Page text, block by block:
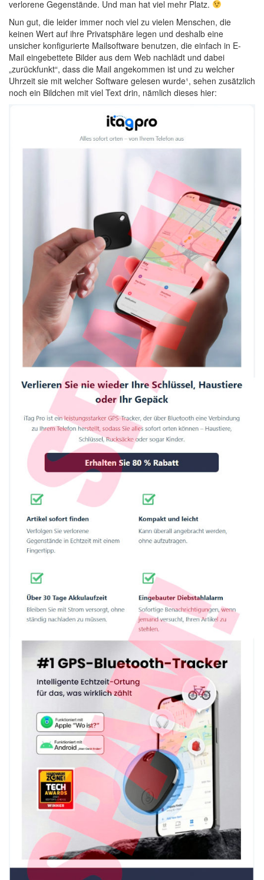
verlorene Gegenstände. Und man hat viel mehr Platz.
Nun gut, die leider immer noch viel zu vielen Menschen, die
keinen Wert auf ihre Privatsphäre legen und deshalb eine
unsicher konfigurierte Mailsoftware benutzen, die einfach in E-
Mail eingebettete Bilder aus dem Web nachlädt und dabei
„zurückfunkt“, dass die Mail angekommen ist und zu welcher
Uhrzeit sie mit welcher Software gelesen wurde¹, sehen zusätzlich
noch ein Bildchen mit viel Text drin, nämlich dieses hier: